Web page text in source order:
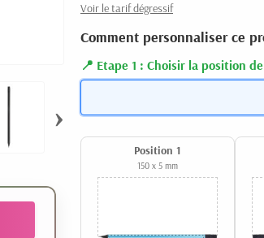
›
Voir le tarif dégressif
Comment personnaliser ce
Etape 1 : Choisir la position
Position 1
150 x 5 mm